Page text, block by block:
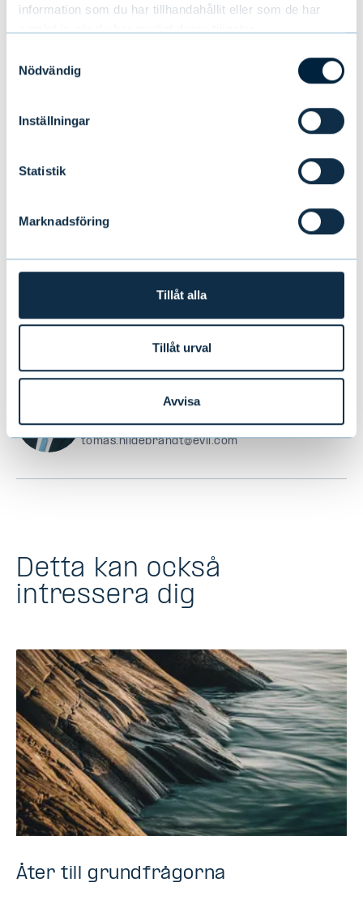
information som du har tillhandahållit eller som de har
Nödvändig
Inställningar
Statistik
Marknadsföring
Tillåt alla
Tillåt urval
Avvisa
Månadens bild: Den finanspolitiska
förtroendet på aktiemarknaden
Tomas Hildebrandt
marknadsstrateg, Evli Abp
tomas.hildebrandt@evli.com
Detta kan också
intressera dig
Åter till grundfrågorna